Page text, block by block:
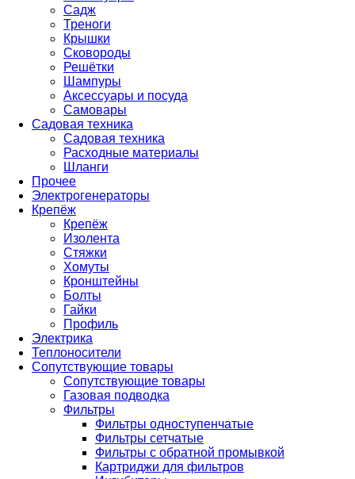
Садж
Треноги
Крышки
Сковороды
Решётки
Шампуры
Аксессуары и посуда
Самовары
Садовая техника
Садовая техника
Расходные материалы
Шланги
Прочее
Электрогенераторы
Крепёж
Крепёж
Изолента
Стяжки
Хомуты
Кронштейны
Болты
Гайки
Профиль
Электрика
Теплоносители
Сопутствующие товары
Сопутствующие товары
Газовая подводка
Фильтры
Фильтры одноступенчатые
Фильтры сетчатые
Фильтры с обратной промывкой
Картриджи для фильтров